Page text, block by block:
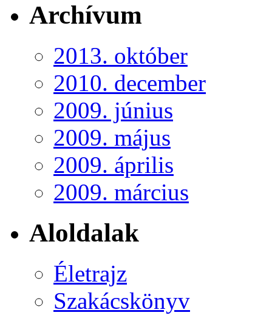
Archívum
2013. október
2010. december
2009. június
2009. május
2009. április
2009. március
Aloldalak
Életrajz
Szakácskönyv